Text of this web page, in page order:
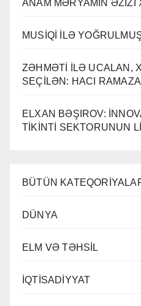
ANAM MƏRYAMIN ƏZİZİ
MUSİQİ İLƏ
ZƏHMƏTİ İLƏ UCALAN,
SEÇİLƏN: HACI
ELXAN BƏŞIROV:
TİKİNTİ SEKTORUNUN
BÜTÜN
DÜNYA
ELM VƏ TƏHSİL
İQTİSADİYYAT